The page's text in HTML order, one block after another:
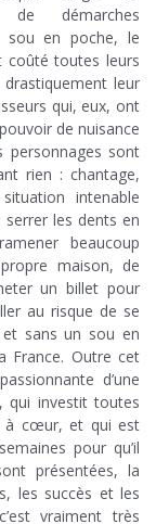
démarches
sou en poche, le
coûté toutes leurs
leur
qui, eux, ont
de nuisance
personnages sont
rien : chantage,
intenable
serrer les dents en
beaucoup
maison, de
un billet pour
au risque de se
sans un sou en
France. Outre cet
d’une
qui investit toutes
à cœur, et qui est
pour qu’il
présentées, la
les succès et les
vraiment très